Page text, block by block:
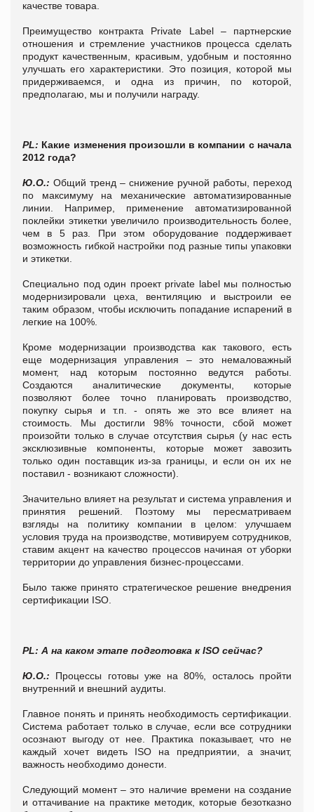
качестве товара.
Преимущество контракта Private Label – партнерские
отношения и стремление участников процесса сделать
продукт качественным, красивым, удобным и постоянно
улучшать его характеристики. Это позиция, которой мы
придерживаемся, и одна из причин, по которой,
предполагаю, мы и получили награду.
PL: Какие изменения произошли в компании c начала
2012 года?
Ю.О.: Общий тренд – снижение ручной работы, переход
по максимуму на механические автоматизированные
линии. Например, применение автоматизированной
поклейки этикетки увеличило производительность более,
чем в 5 раз. При этом оборудование поддерживает
возможность гибкой настройки под разные типы упаковки
и этикетки.
Специально под один проект private label мы полностью
модернизировали цеха, вентиляцию и выстроили ее
таким образом, чтобы исключить попадание испарений в
легкие на 100%.
Кроме модернизации производства как такового, есть
еще модернизация управления – это немаловажный
момент, над которым постоянно ведутся работы.
Создаются аналитические документы, которые
позволяют более точно планировать производство,
покупку сырья и т.п. - опять же это все влияет на
стоимость. Мы достигли 98% точности, сбой может
произойти только в случае отсутствия сырья (у нас есть
эксклюзивные компоненты, которые может завозить
только один поставщик из-за границы, и если он их не
поставил - возникают сложности).
Значительно влияет на результат и система управления и
принятия решений. Поэтому мы пересматриваем
взгляды на политику компании в целом: улучшаем
условия труда на производстве, мотивируем сотрудников,
ставим акцент на качество процессов начиная от уборки
территории до управления бизнес-процессами.
Было также принято стратегическое решение внедрения
сертификации ISO.
PL: А на каком этапе подготовка кISO сейчас?
Ю.О.: Процессы готовы уже на 80%, осталось пройти
внутренний и внешний аудиты.
Главное понять и принять необходимость сертификации.
Система работает только в случае, если все сотрудники
осознают выгоду от нее. Практика показывает, что не
каждый хочет видеть ISO на предприятии, а значит,
важность необходимо донести.
Следующий момент – это наличие времени на создание
и оттачивание на практике методик, которые безотказно